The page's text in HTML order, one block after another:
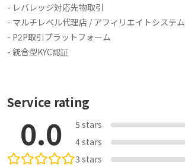
- レバレッジ対応先物取引
- マルチレベル代理店 / アフィリエイトシステム
- P2P取引プラットフォーム
- 統合型KYC認証
Service rating
0.0 5 stars
4 stars
3 stars